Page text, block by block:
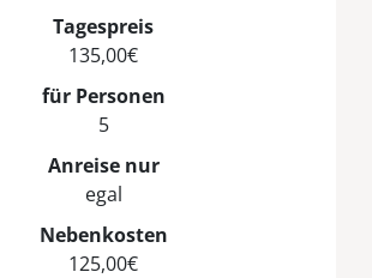
Tagespreis
135,00€
für Personen
5
Anreise nur
egal
Nebenkosten
125,00€